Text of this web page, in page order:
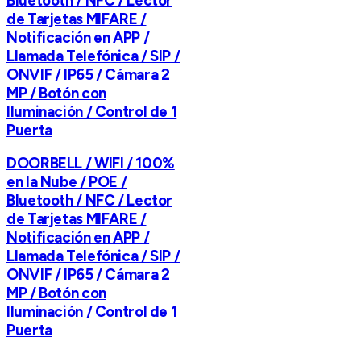
de Tarjetas MIFARE /
Notificación en APP /
Llamada Telefónica / SIP /
ONVIF / IP65 / Cámara 2
MP / Botón con
Iluminación / Control de 1
Puerta
DOORBELL / WIFI / 100%
en la Nube / POE /
Bluetooth / NFC / Lector
de Tarjetas MIFARE /
Notificación en APP /
Llamada Telefónica / SIP /
ONVIF / IP65 / Cámara 2
MP / Botón con
Iluminación / Control de 1
Puerta